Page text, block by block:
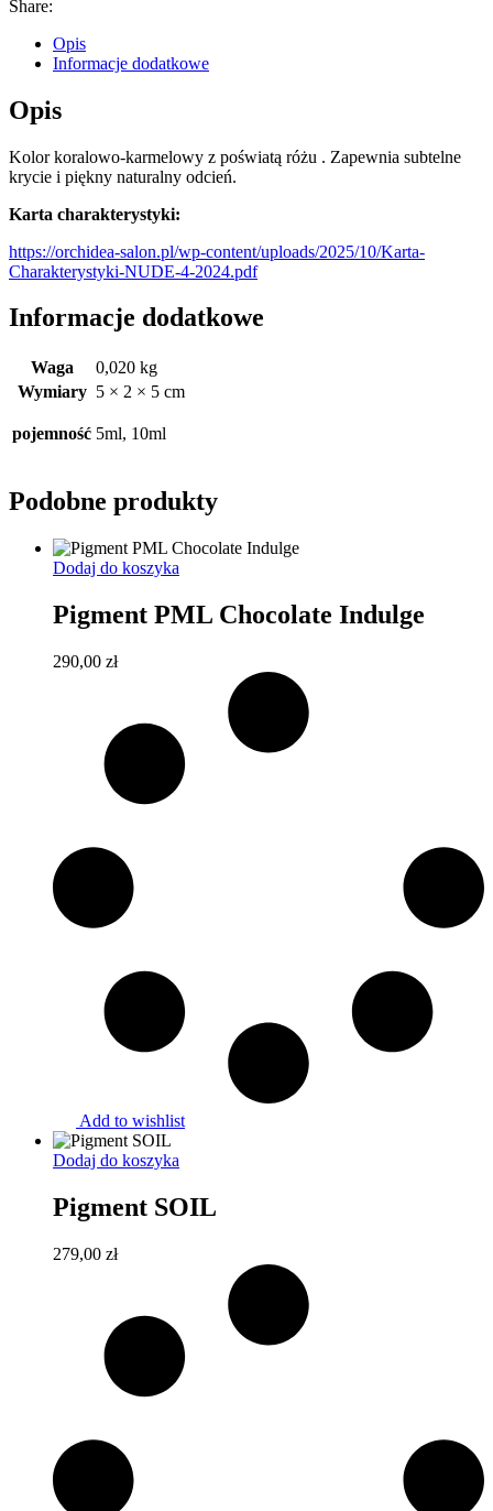
Share:
Opis
Informacje dodatkowe
Opis
Kolor koralowo-karmelowy z poświatą różu . Zapewnia subtelne
krycie i piękny naturalny odcień.
Karta charakterystyki:
https://orchidea-salon.pl/wp-content/uploads/2025/10/Karta-
Charakterystyki-NUDE-4-2024.pdf
Informacje dodatkowe
Waga
0,020 kg
Wymiary 5 × 2 × 5 cm
pojemność 5ml, 10ml
Podobne produkty
Dodaj do koszyka
Pigment PML Chocolate Indulge
290,00 zł
Add to wishlist
Dodaj do koszyka
Pigment SOIL
279,00 zł